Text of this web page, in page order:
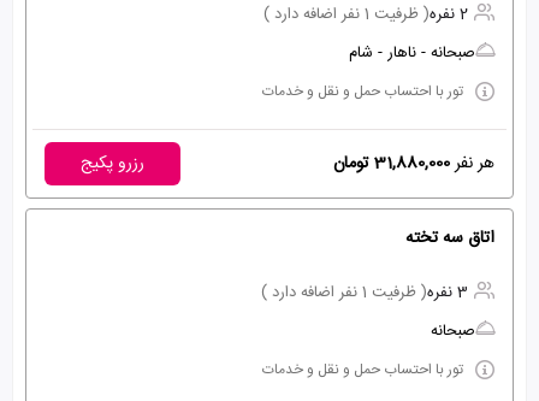
2 نفره
( ظرفیت 1 نفر اضافه دارد )
صبحانه - ناهار - شام
تور با احتساب حمل و نقل و خدمات
هر نفر31,880,000 تومان رزرو پکیج
اتاق سه تخته
3 نفره
( ظرفیت 1 نفر اضافه دارد )
صبحانه
تور با احتساب حمل و نقل و خدمات